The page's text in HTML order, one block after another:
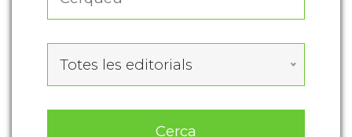
Totes les editorials
Cerca